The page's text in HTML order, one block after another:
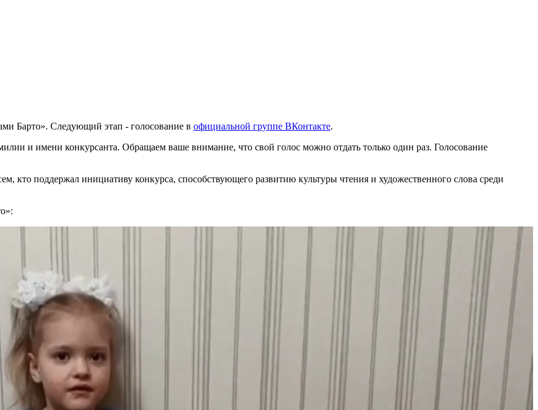
Барто». Следующий этап - голосование в официальной группе ВКонтакте.
и имени конкурсанта. Обращаем ваше внимание, что свой голос можно отдать только один раз. Голосование
кто поддержал инициативу конкурса, способствующего развитию культуры чтения и художественного слова среди